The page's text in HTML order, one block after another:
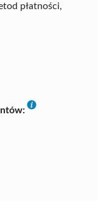
płatności,